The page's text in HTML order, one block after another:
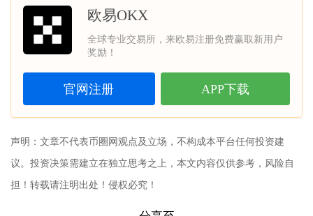
欧易OKX
全球专业交易所，来欧易注册免费赢取新用户
奖励！
官网注册 APP下载
声明：文章不代表币圈网观点及立场，不构成本平台任何投资建
议。投资决策需建立在独立思考之上，本文内容仅供参考，风险自
担！转载请注明出处！侵权必究！